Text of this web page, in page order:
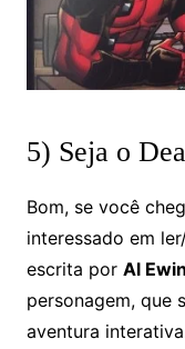
5) Seja o
Bom, se você
interessado em
escrita por Al
personagem, que
aventura